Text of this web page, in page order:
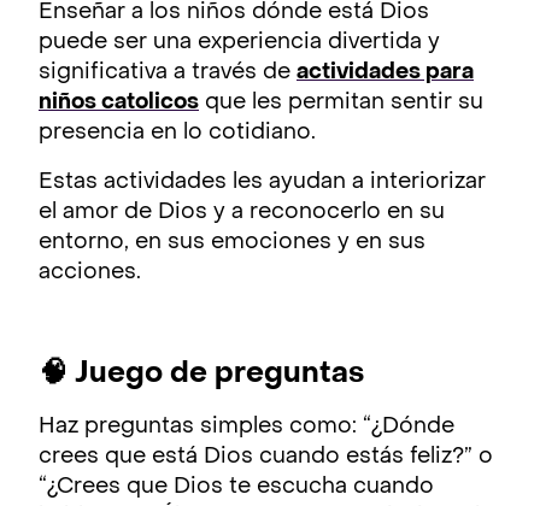
Enseñar a los niños dónde está Dios
puede ser una experiencia divertida y
significativa a través de actividades para
niños catolicos que les permitan sentir su
presencia en lo cotidiano.
Estas actividades les ayudan a interiorizar
el amor de Dios y a reconocerlo en su
entorno, en sus emociones y en sus
acciones.
🧠 Juego de preguntas
Haz preguntas simples como: “¿Dónde
crees que está Dios cuando estás feliz?” o
“¿Crees que Dios te escucha cuando